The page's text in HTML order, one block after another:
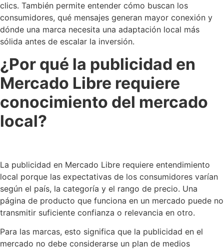
clics. También permite entender cómo buscan los
consumidores, qué mensajes generan mayor conexión y
dónde una marca necesita una adaptación local más
sólida antes de escalar la inversión.
¿Por qué la publicidad en
Mercado Libre requiere
conocimiento del mercado
local?
La publicidad en Mercado Libre requiere entendimiento
local porque las expectativas de los consumidores varían
según el país, la categoría y el rango de precio. Una
página de producto que funciona en un mercado puede no
transmitir suficiente confianza o relevancia en otro.
Para las marcas, esto significa que la publicidad en el
mercado no debe considerarse un plan de medios